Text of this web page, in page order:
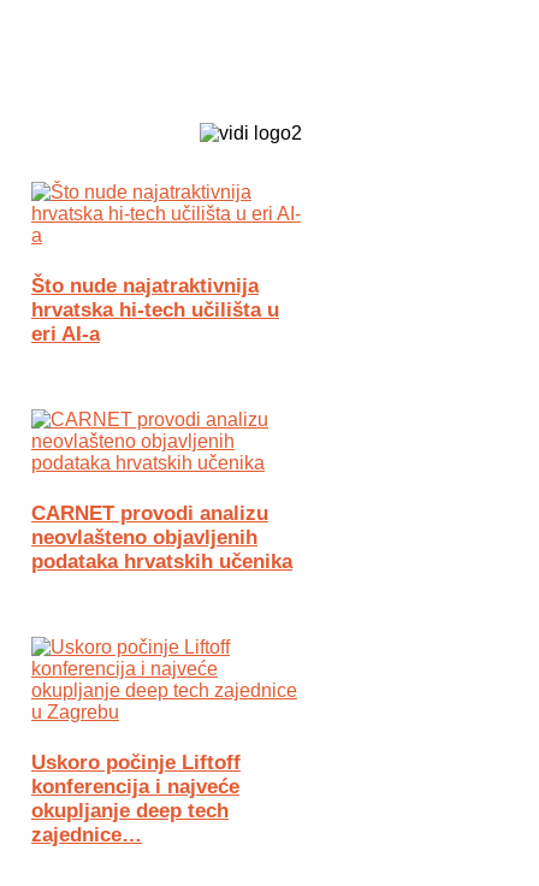
Što nude najatraktivnija
hrvatska hi-tech učilišta u
eri AI-a
CARNET provodi analizu
neovlašteno objavljenih
podataka hrvatskih učenika
Uskoro počinje Liftoff
konferencija i najveće
okupljanje deep tech
zajednice…